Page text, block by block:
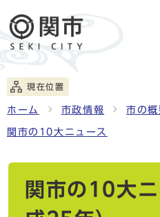
現在位置
ホーム 市政情報 市の概
関市の10大ニュース
関市の10大